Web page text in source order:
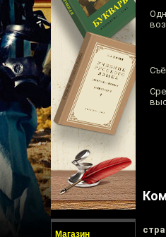
Магазин